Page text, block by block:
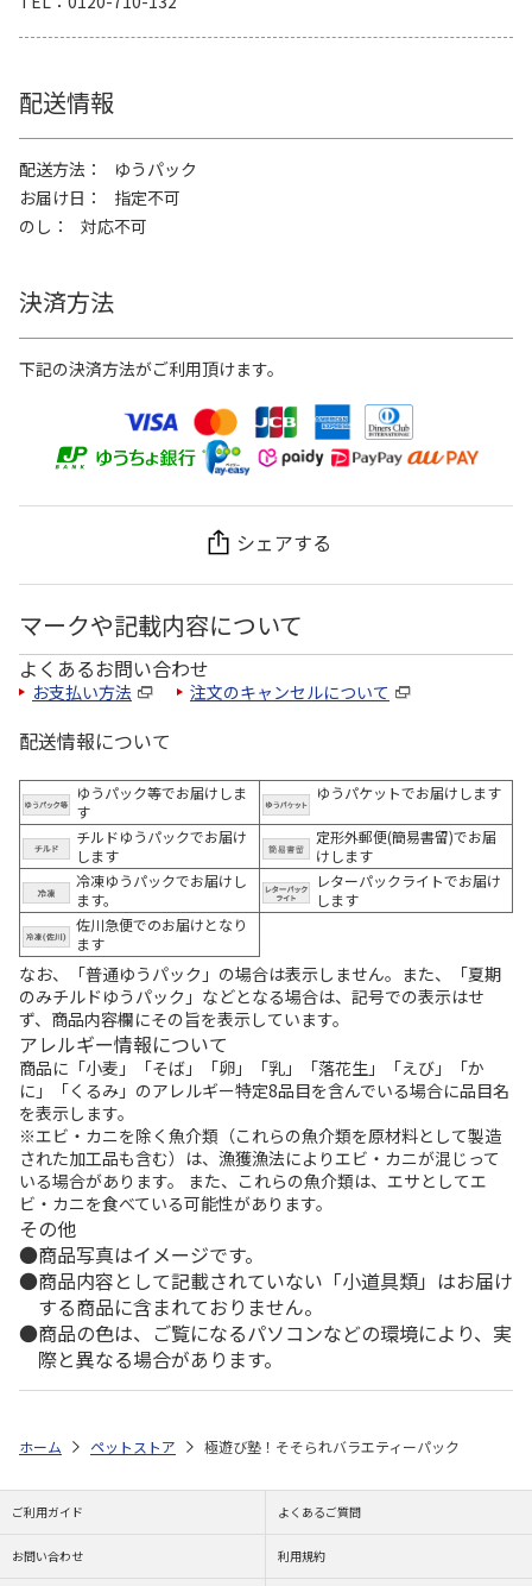
配送情報
配送方法
ゆうパック
お届け日
指定不可
のし
対応不可
決済方法
下記の決済方法がご利用頂けます。
シェアする
マークや記載内容について
よくあるお問い合わせ
お支払い方法 注文のキャンセルについて
配送情報について
ゆうパック等でお届けしま
す
ゆうパケットでお届けします
チルドゆうパックでお届け
します
定形外郵便(簡易書留)でお届
けします
冷凍ゆうパックでお届けし
ます。
レターパックライトでお届け
します
佐川急便でのお届けとなり
ます
なお、「普通ゆうパック」の場合は表示しません。また、「夏期
のみチルドゆうパック」などとなる場合は、記号での表示はせ
ず、商品内容欄にその旨を表示しています。
アレルギー情報について
商品に「小麦」「そば」「卵」「乳」「落花生」「えび」「か
に」「くるみ」のアレルギー特定8品目を含んでいる場合に品目名
を表示します。
※エビ・カニを除く魚介類（これらの魚介類を原材料として製造
された加工品も含む）は、漁獲漁法によりエビ・カニが混じって
いる場合があります。 また、これらの魚介類は、エサとしてエ
ビ・カニを食べている可能性があります。
その他
商品写真はイメージです。
商品内容として記載されていない「小道具類」はお届け
する商品に含まれておりません。
商品の色は、ご覧になるパソコンなどの環境により、実
際と異なる場合があります。
ホーム ペットストア 極遊び塾！そそられバラエティーパック
ご利用ガイド よくあるご質問
お問い合わせ 利用規約